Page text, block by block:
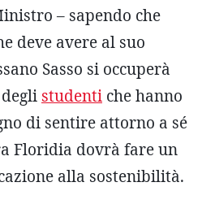
– sapendo che
deve avere al suo
Sasso si occuperà
studenti che hanno
di sentire attorno a sé
Floridia dovrà fare un
alla sostenibilità.